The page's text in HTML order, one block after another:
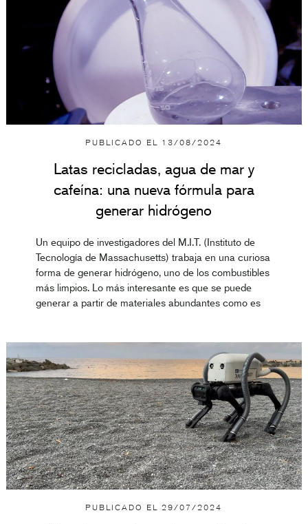
PUBLICADO EL 13/08/2024
Latas recicladas, agua de mar y
cafeína: una nueva fórmula para
generar hidrógeno
Un equipo de investigadores del M.I.T. (Instituto de
Tecnología de Massachusetts) trabaja en una curiosa
forma de generar hidrógeno, uno de los combustibles
más limpios. Lo más interesante es que se puede
generar a partir de materiales abundantes como es
PUBLICADO EL29/07/2024